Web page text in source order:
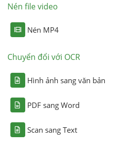
Nén file video
Nén MP4
Chuyển đổi với OCR
Hình ảnh sang văn bản
PDF sang Word
Scan sang Text